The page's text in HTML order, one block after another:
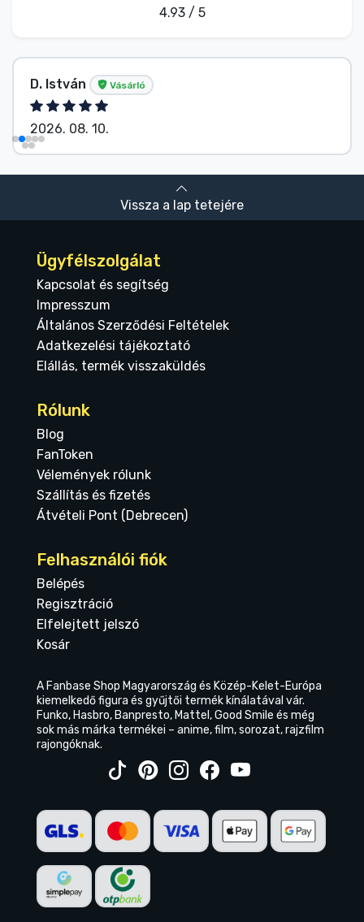
4.93 / 5
D. István Vásárló
2026. 08. 10.
Vissza a lap tetejére
Ügyfélszolgálat
Kapcsolat és segítség
Impresszum
Általános Szerződési Feltételek
Adatkezelési tájékoztató
Elállás, termék visszaküldés
Rólunk
Blog
FanToken
Vélemények rólunk
Szállítás és fizetés
Átvételi Pont (Debrecen)
Felhasználói fiók
Belépés
Regisztráció
Elfelejtett jelszó
Kosár
A Fanbase Shop Magyarország és Közép-Kelet-Európa
kiemelkedő figura és gyűjtői termék kínálatával vár.
Funko, Hasbro, Banpresto, Mattel, Good Smile és még
sok más márka termékei – anime, film, sorozat, rajzfilm
rajongóknak.